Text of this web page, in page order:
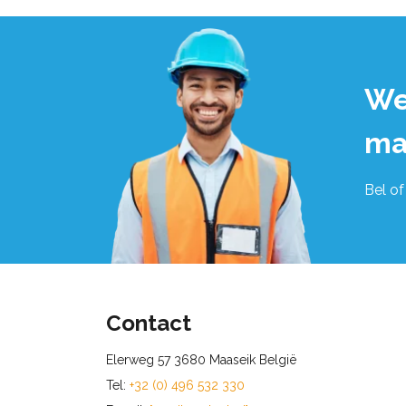
Bel
Contact
Elerweg 57 3680 Maaseik België
Tel: +32 (0) 496 532 330